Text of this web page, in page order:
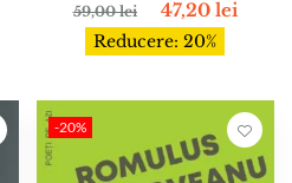
59,00lei 47,20 lei
Reducere: 20%
-20%